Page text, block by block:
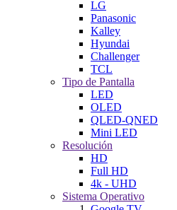
LG
Panasonic
Kalley
Hyundai
Challenger
TCL
Tipo de Pantalla
LED
OLED
QLED-QNED
Mini LED
Resolución
HD
Full HD
4k - UHD
Sistema Operativo